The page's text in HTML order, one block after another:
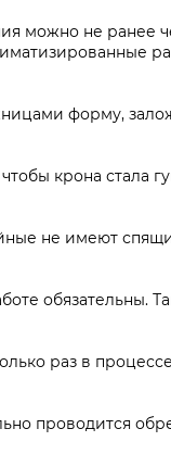
можно не ранее
форму,
крона стала
не имеют
обязательны.
раз в
проводится